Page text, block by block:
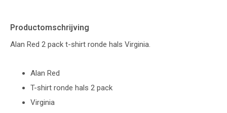
Productomschrijving
Alan Red 2 pack t-shirt ronde hals Virginia.
Alan Red
T-shirt ronde hals 2 pack
Virginia